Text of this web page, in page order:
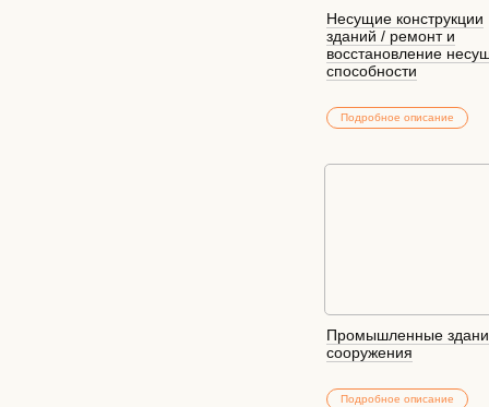
Несущие конструкции
зданий / ремонт и
восстановление
способности
Подробное описание
Промышленные
сооружения
Подробное описание